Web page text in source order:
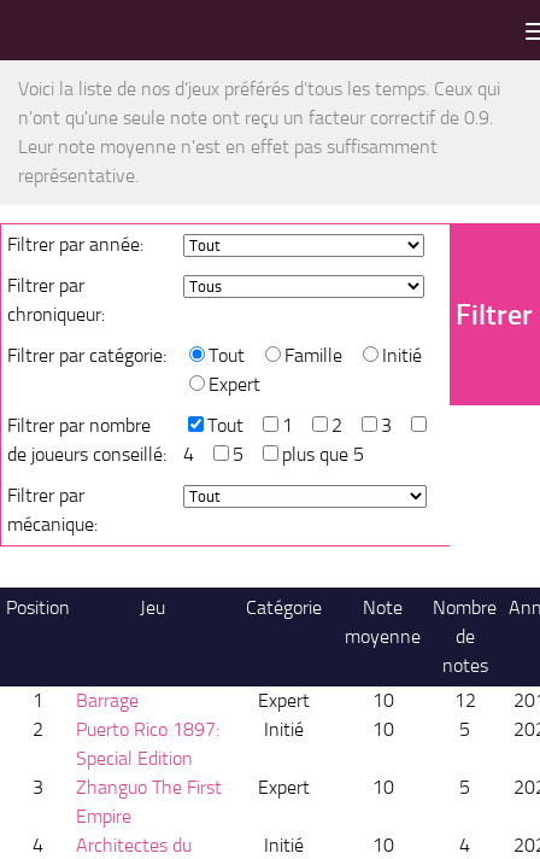
Voici la liste de nos d’jeux préférés d’tous les temps. Ceux qui
n'ont qu'une seule note ont reçu un facteur correctif de 0.9.
Leur note moyenne n'est en effet pas suffisamment
représentative.
Filtrer par année:
Filtrer
Filtrer par
chroniqueur:
Filtrer par catégorie:
Tout Famille
Initié
Expert
Filtrer par nombre
de joueurs conseillé:
Tout 1 2
3
4
5
plus que 5
Filtrer par
mécanique:
Position Jeu Catégorie
Note
moyenne
Nombre
de
notes
1 Barrage Expert 10 12
2
Puerto Rico 1897:
Special Edition
Initié 10 5
3
Zhanguo The First
Empire
Expert 10 5
4
Architectes du
Initié 10 4